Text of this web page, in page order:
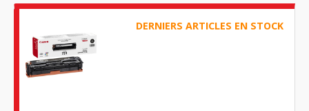
DERNIERS ARTICLES EN STOCK